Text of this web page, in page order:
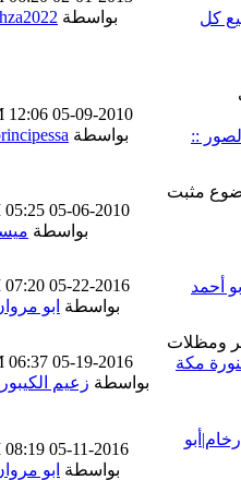
كل
بواسطةshza2022
::
05-09-2010
12:06 AM
بواسطةprincipessa
05-06-2010
05:25 PM
بواسطةميسا
05-22-2016
07:20 PM
بواسطةابو مروان
المدينة المنورة مكة 05-19-2016
06:37 AM
بواسطةزعيم الكيبورد
مشبات رخام|أبو
05-11-2016
08:19 PM
بواسطةابو مروان